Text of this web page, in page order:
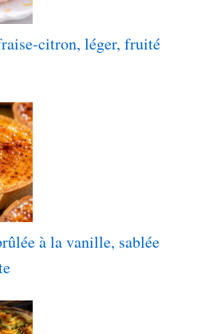
citron, léger, fruité
à la vanille, sablée